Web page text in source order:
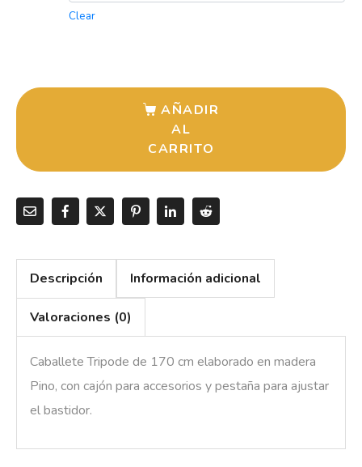
Clear
AÑADIR
AL
CARRITO
Descripción Información adicional
Valoraciones (0)
Caballete Tripode de 170 cm elaborado en madera
Pino, con cajón para accesorios y pestaña para ajustar
el bastidor.